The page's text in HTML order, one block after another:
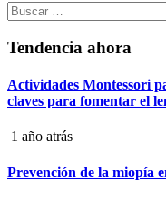
Buscar:
Tendencia ahora
Actividades Montessori
claves para fomentar el
1 año atrás
Prevención de la miopía